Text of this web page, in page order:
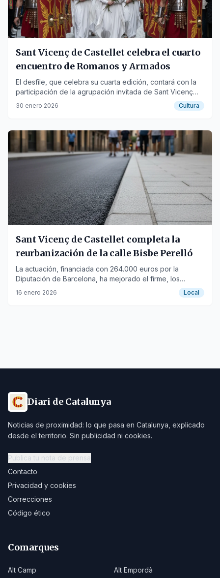
Sant Vicenç de Castellet celebra el cuarto
encuentro de Romanos y Armados
El desfile, que celebra su cuarta edición, contará con la
participación de la agrupación invitada de Sant Vicenç
dels Horts.
30 enero 2026 Cultura
Sant Vicenç de Castellet completa la
reurbanización de la calle Bisbe Perelló
La actuación, financiada con 264.000 euros por la
Diputación de Barcelona, ha mejorado el firme, los
servicios y la accesibilidad.
16 enero 2026 Local
Diari de Catalunya
Noticias de proximidad: lo que pasa en Catalunya, explicado
desde el territorio. Sin publicidad ni cookies.
Publica tu nota de prensa
Contacto
Privacidad y cookies
Correcciones
Código ético
Comarques
Alt Camp
Alt Empordà